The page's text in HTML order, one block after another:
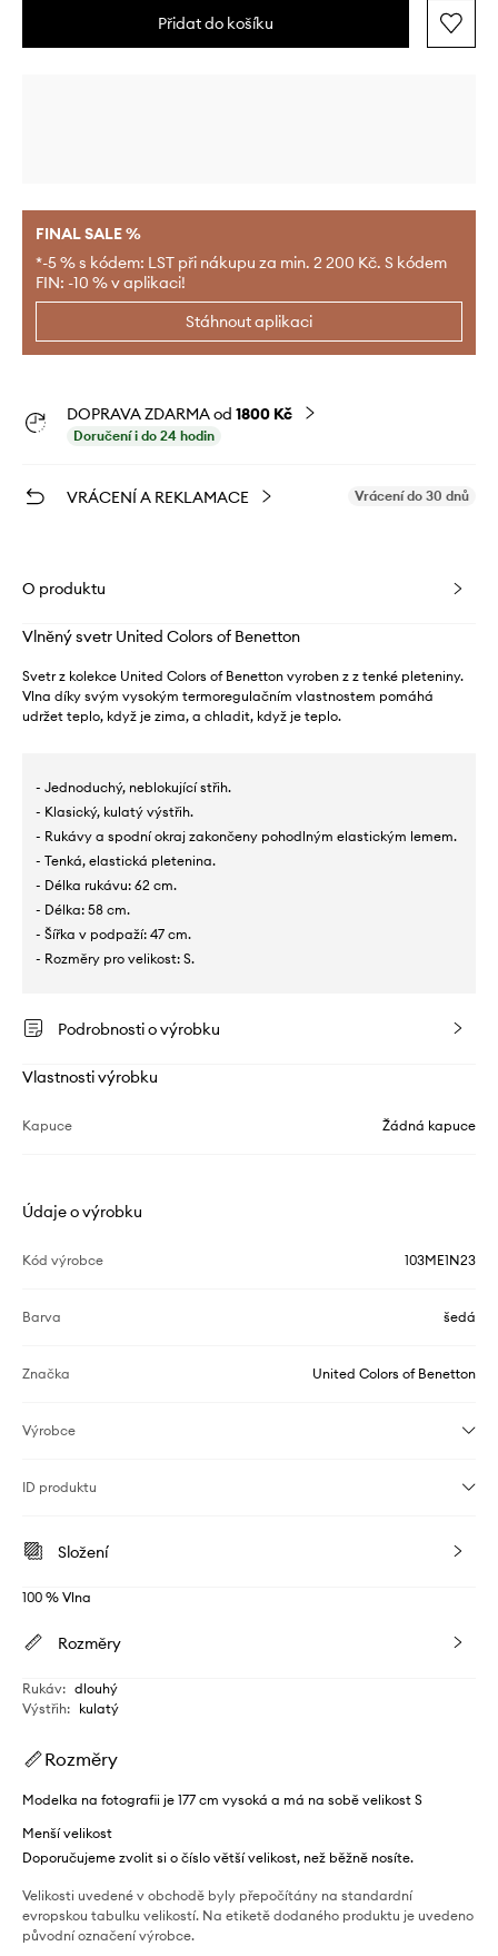
Přidat do košíku
FINAL SALE %
*-5 % s kódem: LST při nákupu za min. 2 200 Kč. S kódem
FIN: -10 % v aplikaci!
Stáhnout aplikaci
DOPRAVA ZDARMA od 1800 Kč
Doručení i do 24 hodin
VRÁCENÍ A REKLAMACE Vrácení do 30 dnů
O produktu
Vlněný svetr United Colors of Benetton
Svetr z kolekce United Colors of Benetton vyroben z z tenké pleteniny.
Vlna díky svým vysokým termoregulačním vlastnostem pomáhá
udržet teplo, když je zima, a chladit, když je teplo.
- Jednoduchý, neblokující střih.
- Klasický, kulatý výstřih.
- Rukávy a spodní okraj zakončeny pohodlným elastickým lemem.
- Tenká, elastická pletenina.
- Délka rukávu: 62 cm.
- Délka: 58 cm.
- Šířka v podpaží: 47 cm.
- Rozměry pro velikost: S.
Podrobnosti o výrobku
Vlastnosti výrobku
Kapuce Žádná kapuce
Údaje o výrobku
Kód výrobce 103ME1N23
Barva šedá
Značka United Colors of Benetton
Výrobce
ID produktu
Složení
100 % Vlna
Rozměry
Rukáv: dlouhý
Výstřih: kulatý
Rozměry
Modelka na fotografii je 177 cm vysoká a má na sobě velikost S
Menší velikost
Doporučujeme zvolit si o číslo větší velikost, než běžně nosíte.
Velikosti uvedené v obchodě byly přepočítány na standardní
evropskou tabulku velikostí. Na etiketě dodaného produktu je uvedeno
původní označení výrobce.